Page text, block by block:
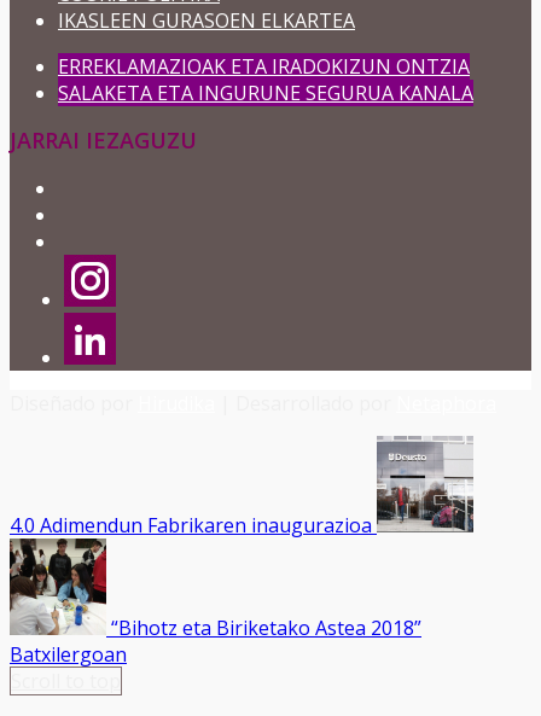
IKASLEEN GURASOEN ELKARTEA
ERREKLAMAZIOAK ETA IRADOKIZUN ONTZIA
SALAKETA ETA INGURUNE SEGURUA KANALA
JARRAI IEZAGUZU
4.0 Adimendun Fabrikaren inaugurazioa
“Bihotz eta Biriketako Astea 2018”
Batxilergoan